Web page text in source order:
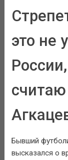
это не
Бывший
высказался о